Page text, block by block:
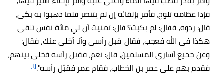
فإذا عظامه تلوح، فأمر بإلقائه إن لم يتنصر فلما ذهبوا به بكى،
قال: ردوه، فقال: لم بكيت؟ قال: تمنيت أن لي مائة نفس تلقى
هكذا في الله فعجب، فقال: قبل رأسي وأنا أخلي عنك، فقال:
وعن جميع أسارى المسلمين، قال: نعم، فقبل رأسه فخلى بينهم،
فقدم بهم علىعمر بن الخطاب، فقام عمر فقبّل رأسه".[١]